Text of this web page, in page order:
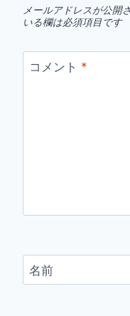
メールアドレスが公開
いる欄は必須項目です
コメント *
名前